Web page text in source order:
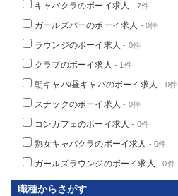
キャバクラのボーイ求人 - 7件
ガールズバーのボーイ求人 - 0件
ラウンジのボーイ求人 - 0件
クラブのボーイ求人 - 1件
朝キャバ/昼キャバのボーイ求人 - 0件
スナックのボーイ求人 - 0件
コンカフェのボーイ求人 - 0件
熟女キャバクラのボーイ求人 - 0件
ガールズラウンジのボーイ求人 - 0件
職種からさがす